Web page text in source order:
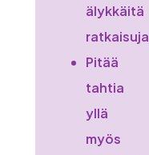
älykkäitä
ratkaisuja
Pitää
tahtia
yllä
myös